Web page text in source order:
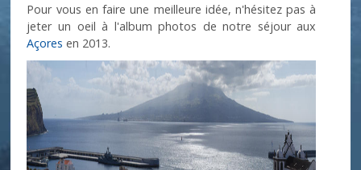
Pour vous en faire une meilleure idée, n'hésitez pas à
jeter un oeil à l'album photos de notre séjour aux
Açores en 2013.